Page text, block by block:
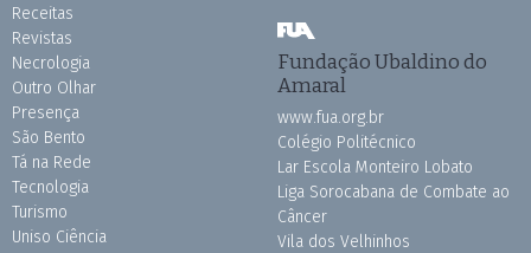
Receitas
Revistas
Necrologia
Outro Olhar
Presença
São Bento
Tá na Rede
Tecnologia
Turismo
Uniso Ciência
Fundação Ubaldino do
Amaral
www.fua.org.br
Colégio Politécnico
Lar Escola Monteiro Lobato
Liga Sorocabana de Combate ao
Câncer
Vila dos Velhinhos